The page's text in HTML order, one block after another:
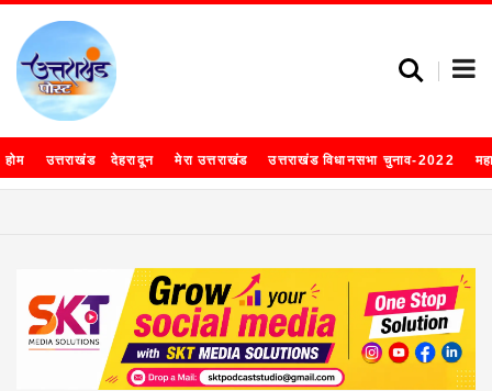
होम उत्तराखंड देहरादून मेरा उत्तराखंड उत्तराखंड विधानसभा चुनाव-2022